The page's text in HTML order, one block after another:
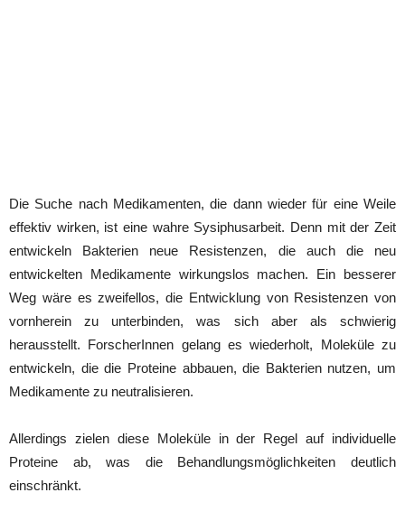
Die Suche nach Medikamenten, die dann wieder für eine Weile
effektiv wirken, ist eine wahre Sysiphusarbeit. Denn mit der Zeit
entwickeln Bakterien neue Resistenzen, die auch die neu
entwickelten Medikamente wirkungslos machen. Ein besserer
Weg wäre es zweifellos, die Entwicklung von Resistenzen von
vornherein zu unterbinden, was sich aber als schwierig
herausstellt. ForscherInnen gelang es wiederholt, Moleküle zu
entwickeln, die die Proteine abbauen, die Bakterien nutzen, um
Medikamente zu neutralisieren.
Allerdings zielen diese Moleküle in der Regel auf individuelle
Proteine ab, was die Behandlungsmöglichkeiten deutlich
einschränkt.